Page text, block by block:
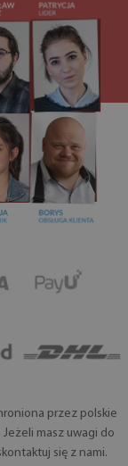
przez polskie
masz uwagi do
się z nami.